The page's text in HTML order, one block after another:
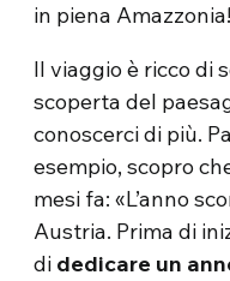
in piena Amazzonia!
Il viaggio è ricco di
scoperta del
conoscerci di più.
esempio, scopro
mesi fa: «L’anno
Austria. Prima di
di dedicare un